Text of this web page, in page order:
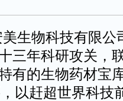
生物科技有限公
三年科研攻关，
有的生物药材宝
以赶超世界科技